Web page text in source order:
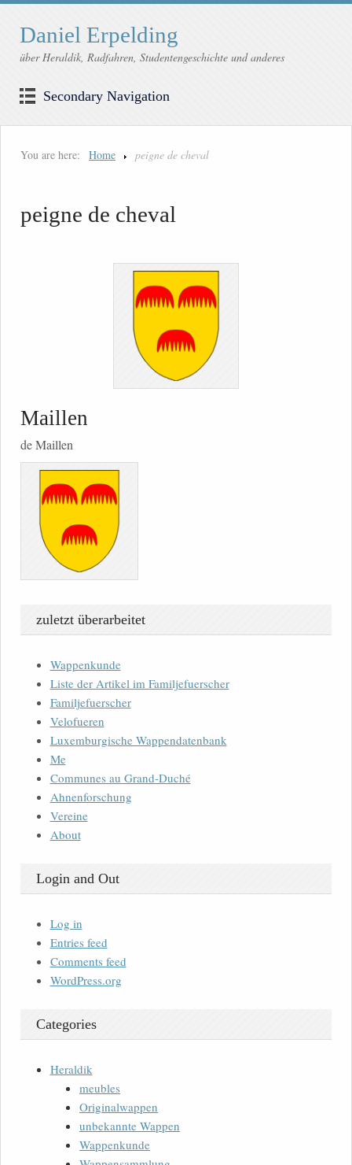
Daniel Erpelding
über Heraldik, Radfahren, Studentengeschichte und anderes
Secondary Navigation
You are here: Home peigne de cheval
peigne de cheval
Maillen
de Maillen
zuletzt überarbeitet
Wappenkunde
Liste der Artikel im Familjefuerscher
Familjefuerscher
Velofueren
Luxemburgische Wappendatenbank
Me
Communes au Grand-Duché
Ahnenforschung
Vereine
About
Login and Out
Log in
Entries feed
Comments feed
WordPress.org
Categories
Heraldik
meubles
Originalwappen
unbekannte Wappen
Wappenkunde